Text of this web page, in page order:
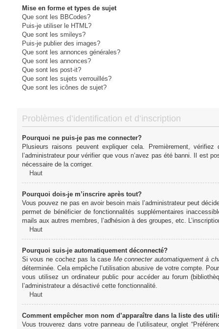
Mise en forme et types de sujet
Que sont les BBCodes?
Puis-je utiliser le HTML?
Que sont les smileys?
Puis-je publier des images?
Que sont les annonces générales?
Que sont les annonces?
Que sont les post-it?
Que sont les sujets verrouillés?
Que sont les icônes de sujet?
Problèmes d’identification et d’inscription
Pourquoi ne puis-je pas me connecter?
Plusieurs raisons peuvent expliquer cela. Premièrement,
l’administrateur pour vérifier que vous n’avez pas été banni. Il est
nécessaire de la corriger.
Haut
Pourquoi dois-je m’inscrire après tout?
Vous pouvez ne pas en avoir besoin mais l’administrateur peut
permet de bénéficier de fonctionnalités supplémentaires
mails aux autres membres, l’adhésion à des groupes, etc.
Haut
Pourquoi suis-je automatiquement déconnecté?
Si vous ne cochez pas la case Me connecter automatiquement à
déterminée. Cela empêche l’utilisation abusive de votre compte.
vous utilisez un ordinateur public pour accéder au forum
l’administrateur a désactivé cette fonctionnalité.
Haut
Comment empêcher mon nom d’apparaître dans la liste des
Vous trouverez dans votre panneau de l’utilisateur, onglet